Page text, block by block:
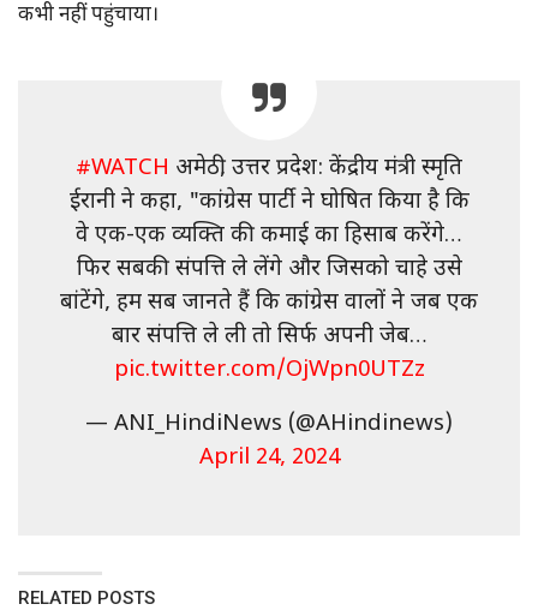
कभी नहीं पहुंचाया।
#WATCH अमेठी, उत्तर प्रदेश: केंद्रीय मंत्री स्मृति
ईरानी ने कहा, "कांग्रेस पार्टी ने घोषित किया है कि
वे एक-एक व्यक्ति की कमाई का हिसाब करेंगे…
फिर सबकी संपत्ति ले लेंगे और जिसको चाहे उसे
बांटेंगे, हम सब जानते हैं कि कांग्रेस वालों ने जब एक
बार संपत्ति ले ली तो सिर्फ अपनी जेब…
pic.twitter.com/OjWpn0UTZz
— ANI_HindiNews (@AHindinews)
April 24, 2024
RELATED POSTS